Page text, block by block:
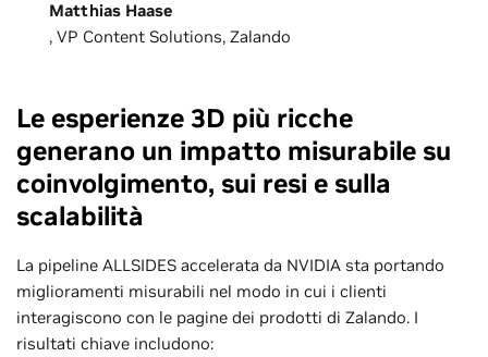
Matthias Haase
, VP Content Solutions, Zalando
Le esperienze 3D più ricche
generano un impatto misurabile su
coinvolgimento, sui resi e sulla
scalabilità
La pipeline ALLSIDES accelerata da NVIDIA sta portando
miglioramenti misurabili nel modo in cui i clienti
interagiscono con le pagine dei prodotti di Zalando. I
risultati chiave includono: